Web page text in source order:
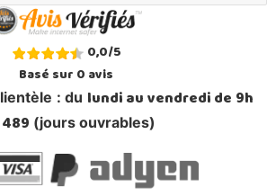
0,0/5
Basé sur0avis
: du lundi au vendredi de 9h
(jours ouvrables)